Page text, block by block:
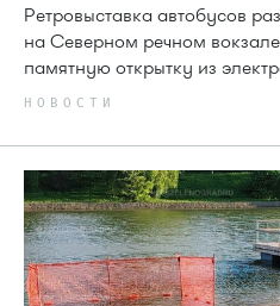
Ретровыставка автобусов
на Северном речном
памятную открытку из
НОВОСТИ